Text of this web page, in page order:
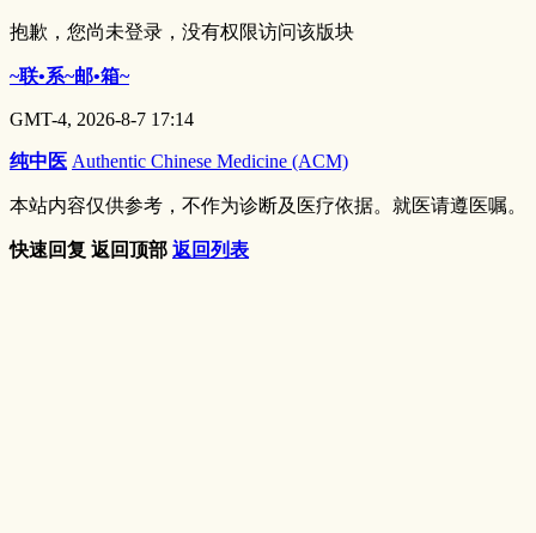
抱歉，您尚未登录，没有权限访问该版块
~联•系~邮•箱~
GMT-4, 2026-8-7 17:14
纯中医 Authentic Chinese Medicine (ACM)
本站内容仅供参考，不作为诊断及医疗依据。就医请遵医嘱。
快速回复 返回顶部 返回列表